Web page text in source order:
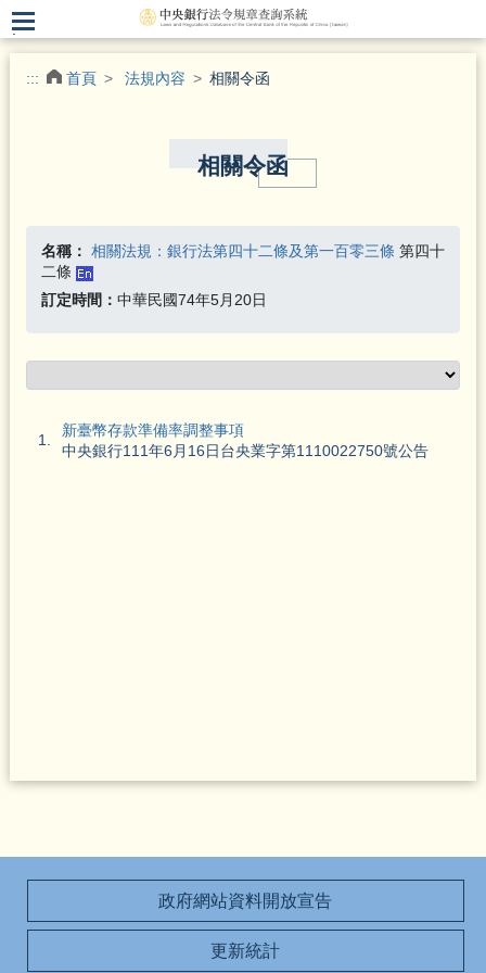
.
::: 首頁 法規內容 相關令函
相關令函
名稱： 相關法規：銀行法第四十二條及第一百零三條 第四十
二條
訂定時間： 中華民國74年5月20日
1.
新臺幣存款準備率調整事項
中央銀行111年6月16日台央業字第1110022750號公告
政府網站資料開放宣告
更新統計